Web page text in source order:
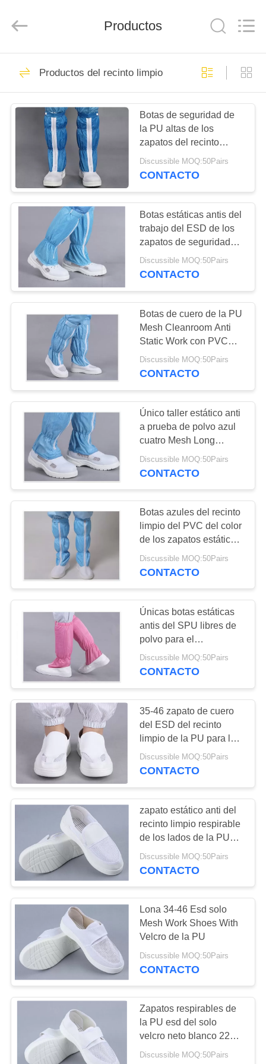
HOGAR
PRODUCTOS
SOBRE
NOSOTROS
VIAJE
FÁBRICA
CONTROL
DE
CALIDAD
ÉNTRENOS
EN
CONTACTO
PIDA
UNA
CITA
NOTICIAS
Copyright
esd-
Torniquete del ESD
Torniquetes de los
sistemas
automáticos
47
Torniquete de la
puerta de velocidad
30
Torniquete de la
seguridad
Cinta grabada en
relieve del portador
Cinta del portador
de SMT
31
Envases seguros
del ESD
16
Caja de
empaquetado de la
ampolla
Productos
Productos del recinto limpio
Botas de seguridad de
la PU altas de los
zapatos del recinto
limpio estático anti del
ESD
Discussible MOQ:50Pairs
CONTACTO
Botas estáticas antis del
trabajo del ESD de los
zapatos de seguridad
para el recinto limpio de
la industria de
Discussible MOQ:50Pairs
CONTACTO
Botas de cuero de la PU
Mesh Cleanroom Anti
Static Work con PVC
Outsole
Discussible MOQ:50Pairs
CONTACTO
Único taller estático anti
a prueba de polvo azul
cuatro Mesh Long
Booties de los zapatos
del Pvc
Discussible MOQ:50Pairs
CONTACTO
Botas azules del recinto
limpio del PVC del color
de los zapatos estáticos
antis de cuero de la
hebilla de la PU
Discussible MOQ:50Pairs
CONTACTO
Únicas botas estáticas
antis del SPU libres de
polvo para el
funcionamiento del sitio
limpio
Discussible MOQ:50Pairs
CONTACTO
35-46 zapato de cuero
del ESD del recinto
limpio de la PU para la
fabricación de la comida
Discussible MOQ:50Pairs
CONTACTO
zapato estático anti del
recinto limpio respirable
de los lados de la PU
tres de 220m m
Discussible MOQ:50Pairs
CONTACTO
Lona 34-46 Esd solo
Mesh Work Shoes With
Velcro de la PU
Discussible MOQ:50Pairs
CONTACTO
Zapatos respirables de
la PU esd del solo
velcro neto blanco 220m
m
Discussible MOQ:50Pairs